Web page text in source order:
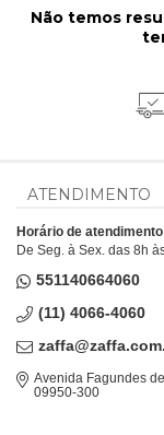
Não temos
ATENDIMENTO
Horário de
De Seg. à Sex. das 8h
551140664060
(11) 4066-4060
Avenida Fagundes
09950-300